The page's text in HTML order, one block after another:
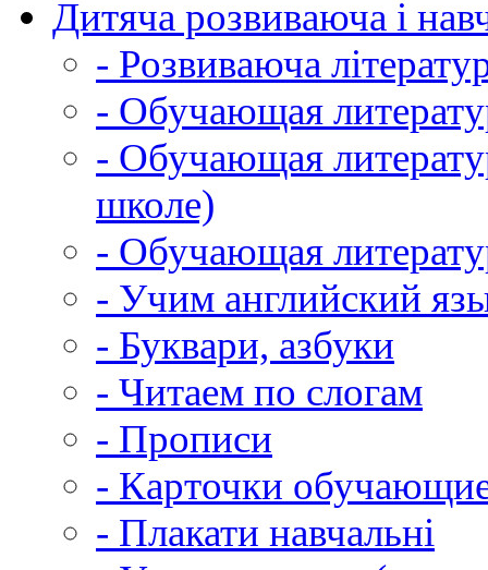
Дитяча розвиваюча і
- Розвиваюча
- Обучающая
- Обучающая
школе)
- Обучающая
- Учим английский
- Буквари, азбуки
- Читаем по слогам
- Прописи
- Карточки
- Плакати навчальні